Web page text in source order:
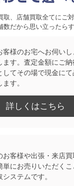
取、店舗買取全てにご対
だから思い立ったら
客様のお宅へお伺い
ます。査定金額にご納
してその場で現金に
す。
詳しくはこちら
お客様や出張・来店
単にお売りいただくこ
システムです。